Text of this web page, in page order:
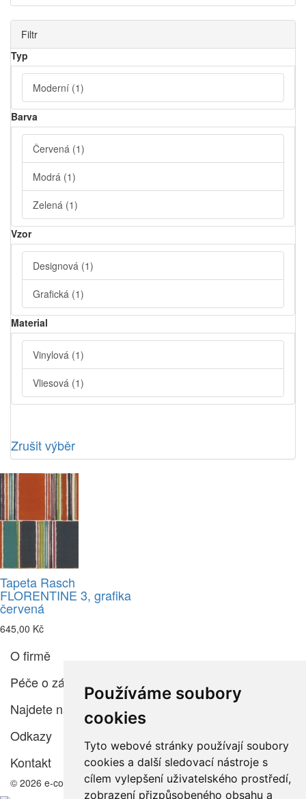
Používáme soubory
cookies
Tyto webové stránky používají soubory
cookies a další sledovací nástroje s
cílem vylepšení uživatelského prostředí,
zobrazení přizpůsobeného obsahu a
Filtr
Typ
Moderní (1)
Barva
Červená (1)
Modrá (1)
Zelená (1)
Vzor
Designová (1)
Grafická (1)
Material
Vinylová (1)
Vliesová (1)
Zrušit výběr
Tapeta Rasch
FLORENTINE 3, grafika
červená
645,00 Kč
O firmě
Péče o zákazníka
Najdete nás
Odkazy
Kontakt
© 2026 e-color.cz